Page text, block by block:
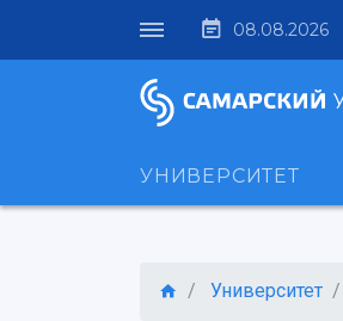
08.08.2026
УНИВЕРСИТЕТ
Университет